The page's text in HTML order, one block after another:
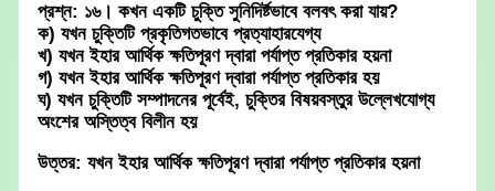
প্রশ্ন: ১৬। কখন একটি চুক্তি সুনিদির্ষ্টভাবে বলবৎ করা যায়?
ক) যখন চুক্তিটি প্রকৃতিগতভাবে প্রত্যাহারযেগ্য
খ) যখন ইহার আর্থিক ক্ষতিপূরণ দ্বারা পর্যাপ্ত প্রতিকার হয়না
গ) যখন ইহার আর্থিক ক্ষতিপূরণ দ্বারা পর্যাপ্ত প্রতিকার হয়
ঘ) যখন চুক্তিটি সম্পাদনের পূর্বেই, চুক্তির বিষয়বস্তুর উল্লেখযোগ্য
অংশের অস্তিত্ব বিলীন হয়
উত্তর: যখন ইহার আর্থিক ক্ষতিপূরণ দ্বারা পর্যাপ্ত প্রতিকার হয়না